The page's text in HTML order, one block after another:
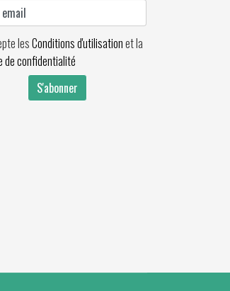
lesConditions d'utilisationet la
de confidentialité